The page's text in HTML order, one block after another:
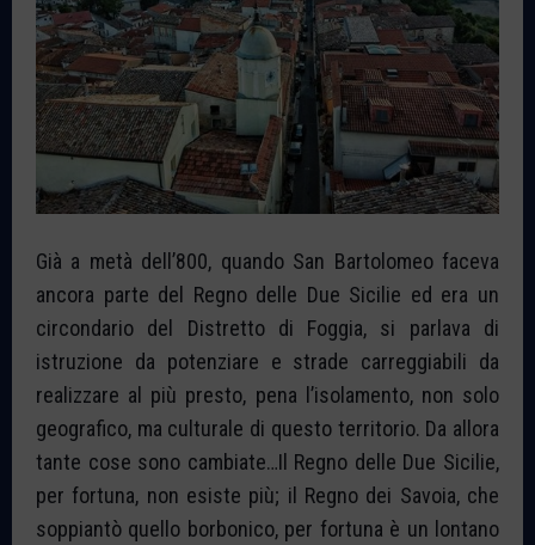
Già a metà dell’800, quando San Bartolomeo faceva
ancora parte del Regno delle Due Sicilie ed era un
circondario del Distretto di Foggia, si parlava di
istruzione da potenziare e strade carreggiabili da
realizzare al più presto, pena l’isolamento, non solo
geografico, ma culturale di questo territorio. Da allora
tante cose sono cambiate…Il Regno delle Due Sicilie,
per fortuna, non esiste più; il Regno dei Savoia, che
soppiantò quello borbonico, per fortuna è un lontano